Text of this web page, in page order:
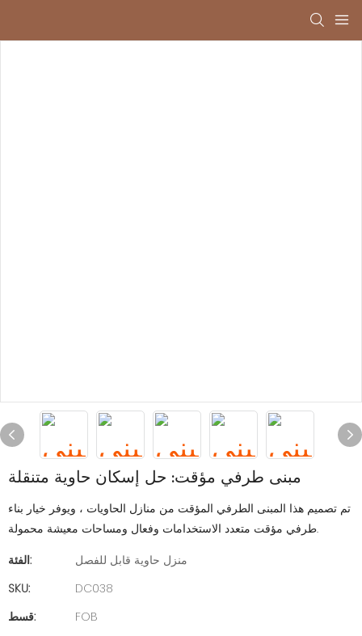
مبنى طرفي مؤقت: حل إسكان حاوية متنقلة
تم تصميم هذا المبنى الطرفي المؤقت من منازل الحاويات ، ويوفر خيار بناء
طرفي مؤقت متعدد الاستخدامات وفعال ومساحات معيشة محمولة.
الفئة:
منزل حاوية قابل للفصل
SKU:
DC038
قسط:
FOB